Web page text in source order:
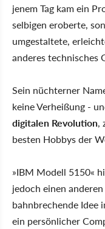
jenem Tag kam ein
selbigen eroberte,
umgestaltete,
anderes technisches
Sein nüchterner
keine Verheißung -
digitalen Revolution,
besten Hobbys der
»IBM Modell 5150«
jedoch einen
bahnbrechende Idee
ein persönlicher